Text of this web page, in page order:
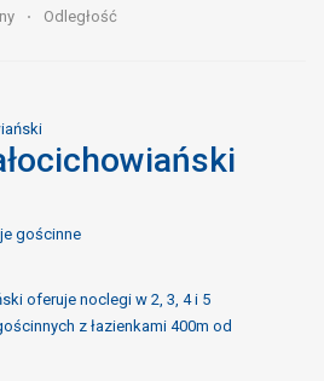
Odległość
gościnne
oferuje noclegi w 2, 3, 4 i 5
z łazienkami 400m od